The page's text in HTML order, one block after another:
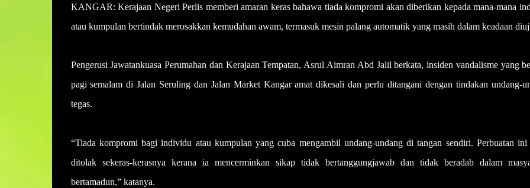
KANGAR: Kerajaan Negeri Perlis memberi amaran keras bahawa tiada kompromi akan diberikan kepada mana-mana
atau kumpulan bertindak merosakkan kemudahan awam, termasuk mesin palang automatik yang masih dalam keadaan
Pengerusi Jawatankuasa Perumahan dan Kerajaan Tempatan, Asrul Aimran Abd Jalil berkata, insiden vandalisme yang
pagi semalam di Jalan Seruling dan Jalan Market Kangar amat dikesali dan perlu ditangani dengan tindakan undang-
tegas.
“Tiada kompromi bagi individu atau kumpulan yang cuba mengambil undang-undang di tangan sendiri. Perbuatan ini
ditolak sekeras-kerasnya kerana ia mencerminkan sikap tidak bertanggungjawab dan tidak beradab dalam
bertamadun,” katanya.